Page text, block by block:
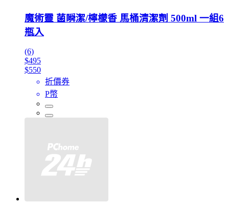
魔術靈 菌瞬潔/檸檬香 馬桶清潔劑 500ml 一組6
瓶入
(6)
$495
$550
折價券
P幣